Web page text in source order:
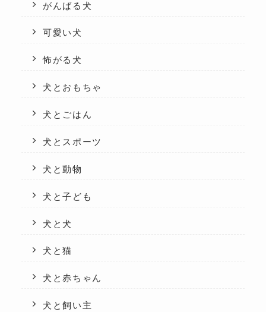
がんばる犬
可愛い犬
怖がる犬
犬とおもちゃ
犬とごはん
犬とスポーツ
犬と動物
犬と子ども
犬と犬
犬と猫
犬と赤ちゃん
犬と飼い主